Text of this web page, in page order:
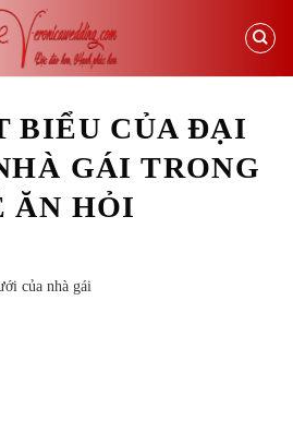
BIỂU CỦA ĐẠI
GÁI TRONG
ĂN HỎI